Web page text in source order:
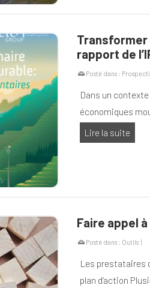
Transformer
rapport de
Posté dans :
Dans un
économiques
Lire la suite
Faire appel
Posté dans : Outils |
Les prestataires
plan d’action